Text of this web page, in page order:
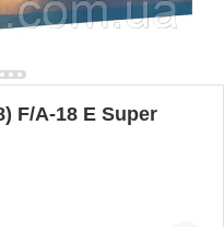
F/A-18 E Super